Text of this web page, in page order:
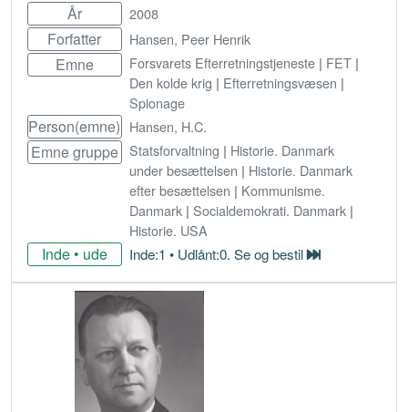
År 2008
Forfatter Hansen, Peer Henrik
Emne Forsvarets Efterretningstjeneste | FET |
Den kolde krig | Efterretningsvæsen |
Spionage
Person(emne) Hansen, H.C.
Emne gruppe Statsforvaltning | Historie. Danmark
under besættelsen | Historie. Danmark
efter besættelsen | Kommunisme.
Danmark | Socialdemokrati. Danmark |
Historie. USA
Inde • ude Inde:1 • Udlånt:0. Se og bestil
Bestil